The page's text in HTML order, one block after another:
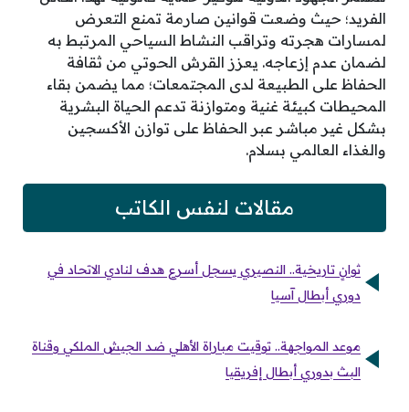
الفريد؛ حيث وضعت قوانين صارمة تمنع التعرض
لمسارات هجرته وتراقب النشاط السياحي المرتبط به
لضمان عدم إزعاجه. يعزز القرش الحوتي من ثقافة
الحفاظ على الطبيعة لدى المجتمعات؛ مما يضمن بقاء
المحيطات كبيئة غنية ومتوازنة تدعم الحياة البشرية
بشكل غير مباشر عبر الحفاظ على توازن الأكسجين
والغذاء العالمي بسلام.
مقالات لنفس الكاتب
ثوانٍ تاريخية.. النصيري يسجل أسرع هدف لنادي الاتحاد في
دوري أبطال آسيا
موعد المواجهة.. توقيت مباراة الأهلي ضد الجيش الملكي وقناة
البث بدوري أبطال إفريقيا